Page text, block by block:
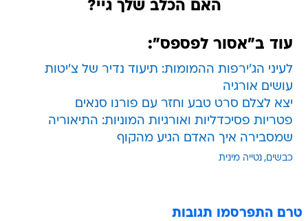
האם הכלב שלך גיי?
עוד ב"אסור לפספס":
לעיני הג'ירפות ההמומות: תיעוד נדיר של צ'יטות
עושים אורגיה
יצא לצלם סרט טבע וחזר עם פורנו סנאים
פטריות פסיכדליות ואורגיות המוניות: התיאוריה
שמסבירה איך האדם הגיע מהקוף
כבשים נטייה מינית
טרם התפרסמו תגובות